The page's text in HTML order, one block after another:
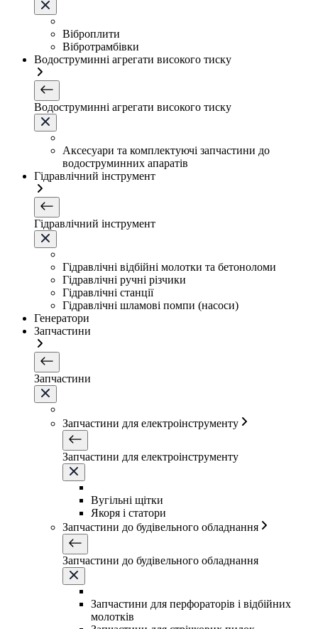
Віброплити
Вібротрамбівки
Водоструминні агрегати високого тиску
Водоструминні агрегати високого тиску
Аксесуари та комплектуючі запчастини до
водоструминних апаратів
Гідравлічний інструмент
Гідравлічний інструмент
Гідравлічні відбійні молотки та бетоноломи
Гідравлічні ручні різчики
Гідравлічні станції
Гідравлічні шламові помпи (насоси)
Генератори
Запчастини
Запчастини
Запчастини для електроінструменту
Запчастини для електроінструменту
Вугільні щітки
Якоря і статори
Запчастини до будівельного обладнання
Запчастини до будівельного обладнання
Запчастини для перфораторів і відбійних
молотків